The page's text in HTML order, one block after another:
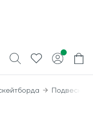
Подвески